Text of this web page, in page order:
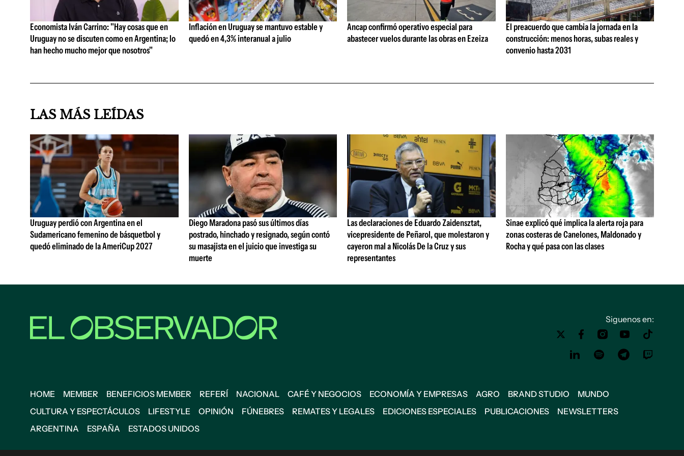
Economista Iván Carrino: "Hay cosas que en
Uruguay no se discuten como en Argentina; lo
han hecho mucho mejor que nosotros"
Inflación en Uruguay se mantuvo estable y
quedó en 4,3% interanual a julio
Ancap confirmó operativo especial para
abastecer vuelos durante las obras en Ezeiza
El preacuerdo que cambia la jornada en la
construcción: menos horas, subas reales y
convenio hasta 2031
LAS MÁS LEÍDAS
Uruguay perdió con Argentina en el
Sudamericano femenino de básquetbol y
quedó eliminado de la AmeriCup 2027
Diego Maradona pasó sus últimos días
postrado, hinchado y resignado, según contó
su masajista en el juicio que investiga su
muerte
Las declaraciones de Eduardo Zaidensztat,
vicepresidente de Peñarol, que molestaron y
cayeron mal a Nicolás De la Cruz y sus
representantes
Sinae explicó qué implica la alerta roja para
zonas costeras de Canelones, Maldonado y
Rocha y qué pasa con las clases
Siguenos en:
HOME MEMBER BENEFICIOS MEMBER REFERÍ NACIONAL CAFÉ Y NEGOCIOS ECONOMÍA Y EMPRESAS AGRO BRAND STUDIO
MUNDO
CULTURA Y ESPECTÁCULOS
LIFESTYLE OPINIÓN FÚNEBRES REMATES Y LEGALES EDICIONES ESPECIALES PUBLICACIONES
NEWSLETTERS
ARGENTINA
ESPAÑA ESTADOS UNIDOS